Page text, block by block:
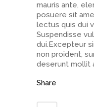
mauris ante,
posuere sit
lectus quis dui
Suspendisse
dui.Excepteur
non proident,
deserunt mollit
Share